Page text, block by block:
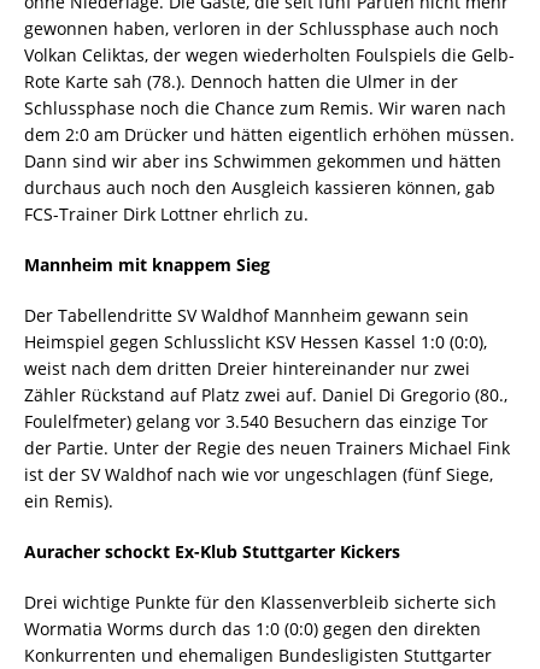
gewonnen haben, verloren in der Schlussphase auch noch
Volkan Celiktas, der wegen wiederholten Foulspiels die Gelb-
Rote Karte sah (78.). Dennoch hatten die Ulmer in der
Schlussphase noch die Chance zum Remis. Wir waren nach
dem 2:0 am Drücker und hätten eigentlich erhöhen müssen.
Dann sind wir aber ins Schwimmen gekommen und hätten
durchaus auch noch den Ausgleich kassieren können, gab
FCS-Trainer Dirk Lottner ehrlich zu.
Mannheim mit knappem Sieg
Der Tabellendritte SV Waldhof Mannheim gewann sein
Heimspiel gegen Schlusslicht KSV Hessen Kassel 1:0 (0:0),
weist nach dem dritten Dreier hintereinander nur zwei
Zähler Rückstand auf Platz zwei auf. Daniel Di Gregorio (80.,
Foulelfmeter) gelang vor 3.540 Besuchern das einzige Tor
der Partie. Unter der Regie des neuen Trainers Michael Fink
ist der SV Waldhof nach wie vor ungeschlagen (fünf Siege,
ein Remis).
Auracher schockt Ex-Klub Stuttgarter Kickers
Drei wichtige Punkte für den Klassenverbleib sicherte sich
Wormatia Worms durch das 1:0 (0:0) gegen den direkten
Konkurrenten und ehemaligen Bundesligisten Stuttgarter